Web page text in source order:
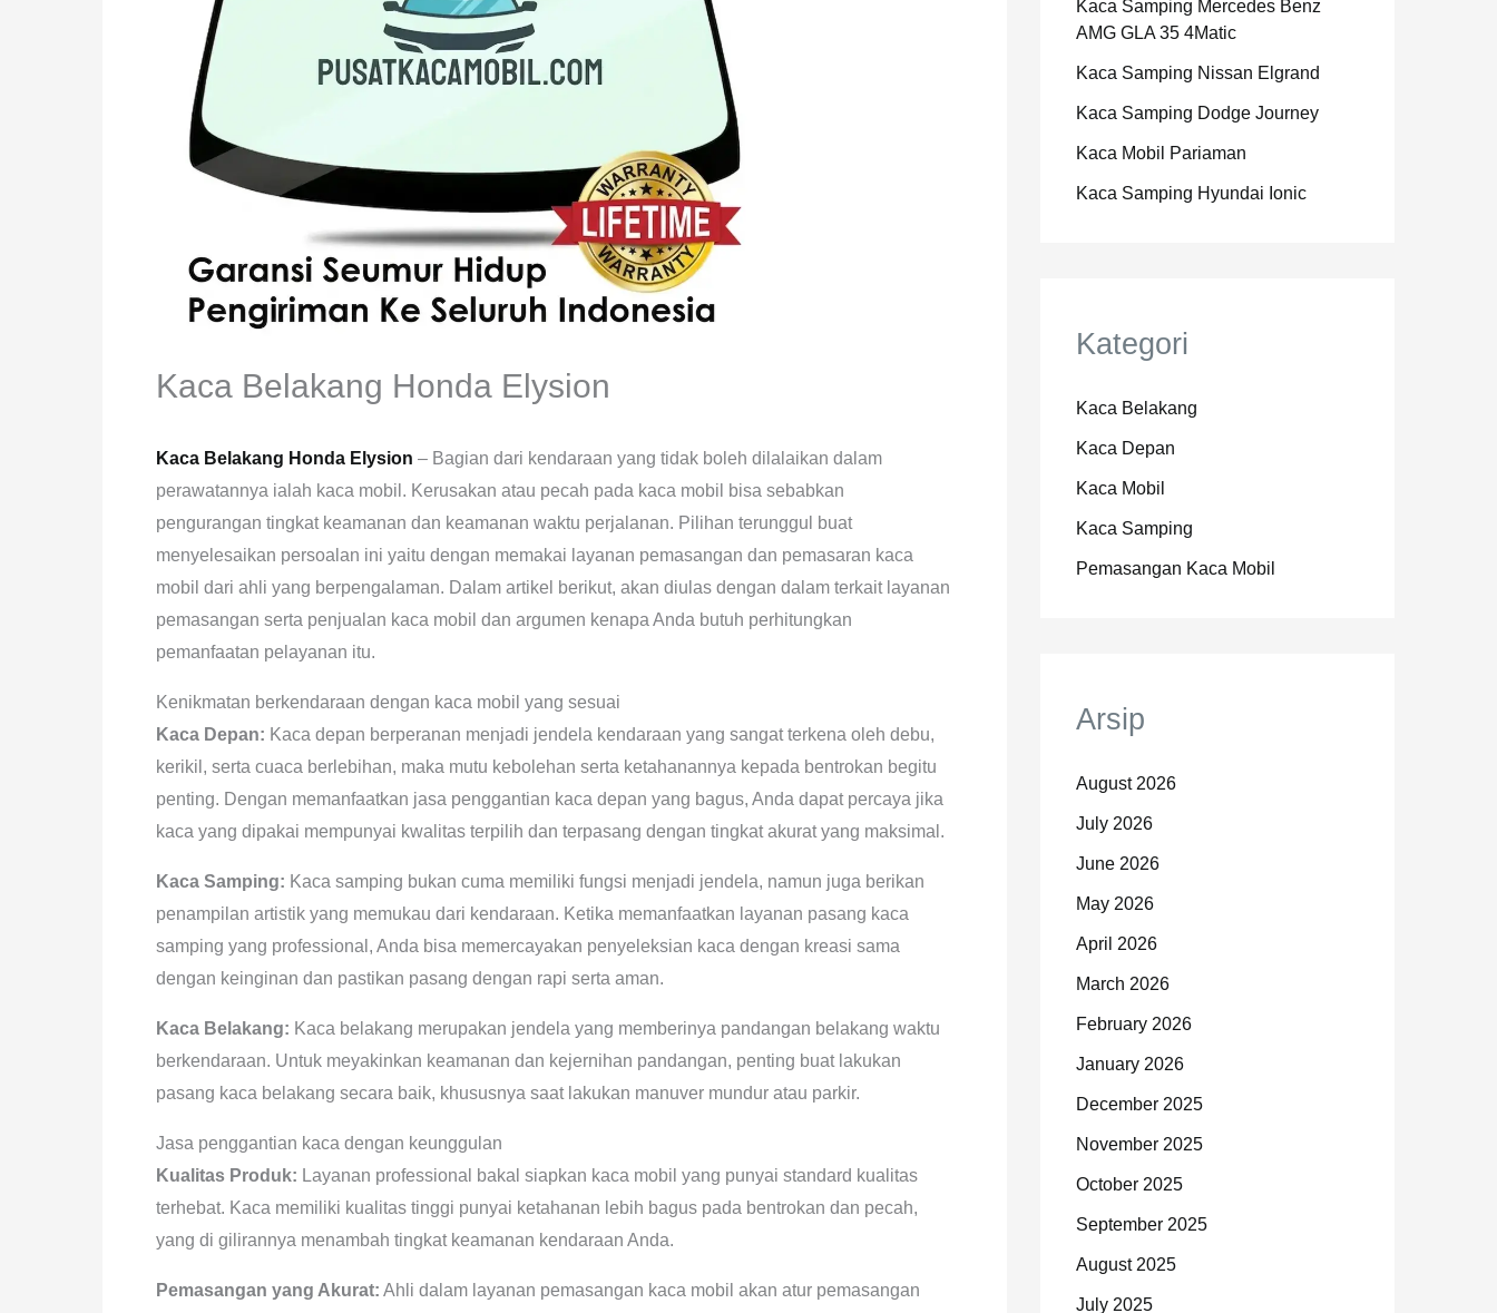
Kaca Belakang Honda Elysion
Kaca Belakang Honda Elysion – Bagian dari kendaraan yang tidak boleh dilalaikan dalam
perawatannya ialah kaca mobil. Kerusakan atau pecah pada kaca mobil bisa sebabkan
pengurangan tingkat keamanan dan keamanan waktu perjalanan. Pilihan terunggul buat
menyelesaikan persoalan ini yaitu dengan memakai layanan pemasangan dan pemasaran kaca
mobil dari ahli yang berpengalaman. Dalam artikel berikut, akan diulas dengan dalam terkait layanan
pemasangan serta penjualan kaca mobil dan argumen kenapa Anda butuh perhitungkan
pemanfaatan pelayanan itu.
Kenikmatan berkendaraan dengan kaca mobil yang sesuai
Kaca Depan: Kaca depan berperanan menjadi jendela kendaraan yang sangat terkena oleh debu,
kerikil, serta cuaca berlebihan, maka mutu kebolehan serta ketahanannya kepada bentrokan begitu
penting. Dengan memanfaatkan jasa penggantian kaca depan yang bagus, Anda dapat percaya jika
kaca yang dipakai mempunyai kwalitas terpilih dan terpasang dengan tingkat akurat yang maksimal.
Kaca Samping: Kaca samping bukan cuma memiliki fungsi menjadi jendela, namun juga berikan
penampilan artistik yang memukau dari kendaraan. Ketika memanfaatkan layanan pasang kaca
samping yang professional, Anda bisa memercayakan penyeleksian kaca dengan kreasi sama
dengan keinginan dan pastikan pasang dengan rapi serta aman.
Kaca Belakang: Kaca belakang merupakan jendela yang memberinya pandangan belakang waktu
berkendaraan. Untuk meyakinkan keamanan dan kejernihan pandangan, penting buat lakukan
pasang kaca belakang secara baik, khususnya saat lakukan manuver mundur atau parkir.
Jasa penggantian kaca dengan keunggulan
Kualitas Produk: Layanan professional bakal siapkan kaca mobil yang punyai standard kualitas
terhebat. Kaca memiliki kualitas tinggi punyai ketahanan lebih bagus pada bentrokan dan pecah,
yang di gilirannya menambah tingkat keamanan kendaraan Anda.
Pemasangan yang Akurat: Ahli dalam layanan pemasangan kaca mobil akan atur pemasangan
Kaca Samping Mercedes Benz
AMG GLA 35 4Matic
Kaca Samping Nissan Elgrand
Kaca Samping Dodge Journey
Kaca Mobil Pariaman
Kaca Samping Hyundai Ionic
Kategori
Kaca Belakang
Kaca Depan
Kaca Mobil
Kaca Samping
Pemasangan Kaca Mobil
Arsip
August 2026
July 2026
June 2026
May 2026
April 2026
March 2026
February 2026
January 2026
December 2025
November 2025
October 2025
September 2025
August 2025
July 2025